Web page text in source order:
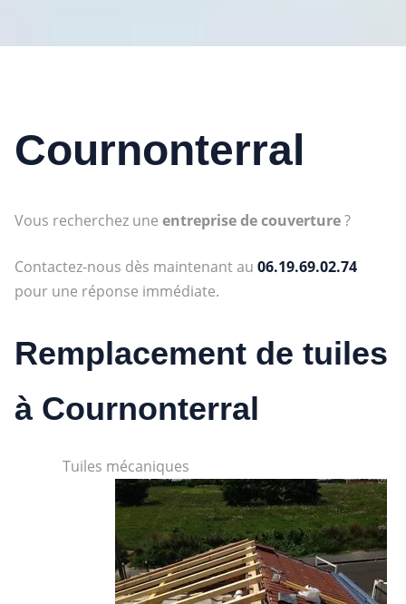
Cournonterral
Vous recherchez une entreprise de couverture?
Contactez-nous dès maintenant au 06.19.69.02.74
pour une réponse immédiate.
Remplacement de tuiles
à Cournonterral
Tuiles mécaniques